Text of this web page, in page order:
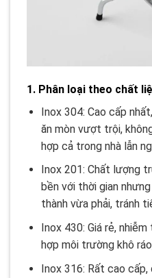
1. Phân loại theo chất
Inox 304: Cao cấp
ăn mòn vượt trội,
hợp cả trong nhà lẫn
Inox 201: Chất lượng
bền với thời gian
thành vừa phải, tránh
Inox 430: Giá rẻ,
hợp môi trường khô
Inox 316: Rất cao